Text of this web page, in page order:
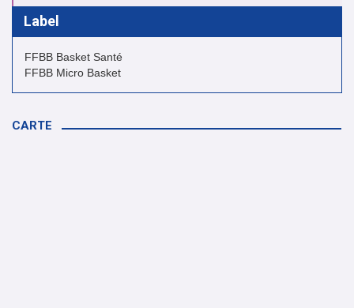
Label
FFBB Basket Santé
FFBB Micro Basket
CARTE